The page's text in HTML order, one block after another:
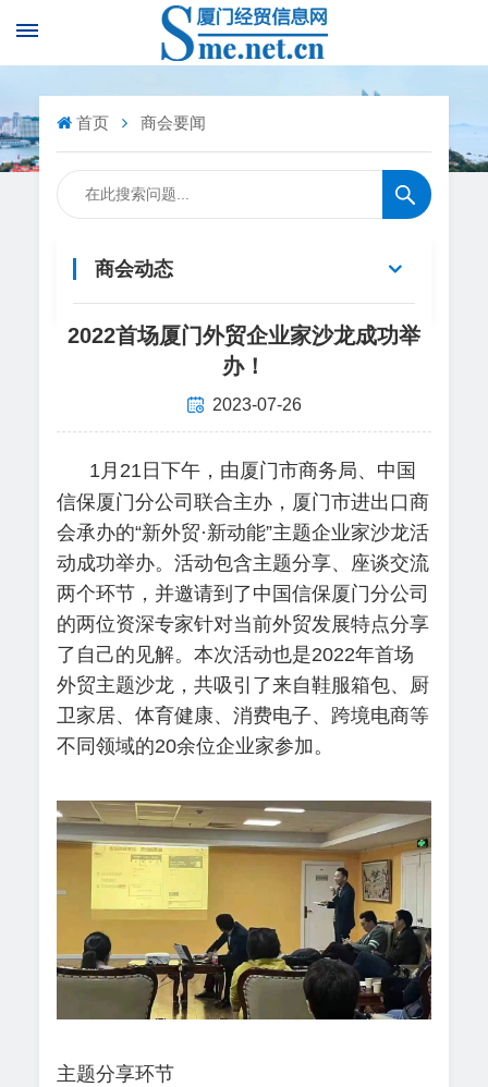
首页 商会要闻
商会动态
2022首场厦门外贸企业家沙龙成功举
办！
2023-07-26
1月21日下午，由厦门市商务局、中国
信保厦门分公司联合主办，厦门市进出口商
会承办的“新外贸·新动能”主题企业家沙龙活
动成功举办。活动包含主题分享、座谈交流
两个环节，并邀请到了中国信保厦门分公司
的两位资深专家针对当前外贸发展特点分享
了自己的见解。本次活动也是2022年首场
外贸主题沙龙，共吸引了来自鞋服箱包、厨
卫家居、体育健康、消费电子、跨境电商等
不同领域的20余位企业家参加。
主题分享环节